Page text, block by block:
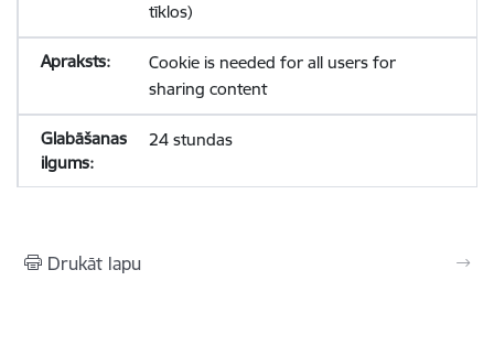
tīklos)
Cookie is needed for all users for
sharing content
24 stundas
Drukāt lapu